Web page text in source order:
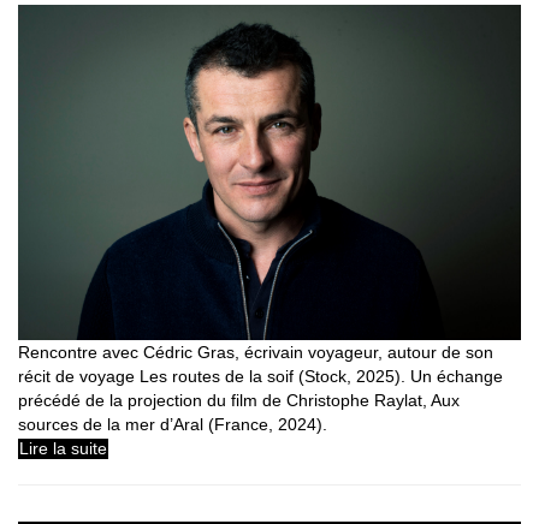
Rencontre avec Cédric Gras, écrivain voyageur, autour de son
récit de voyage Les routes de la soif (Stock, 2025). Un échange
précédé de la projection du film de Christophe Raylat, Aux
sources de la mer d’Aral (France, 2024).
Lire la suite